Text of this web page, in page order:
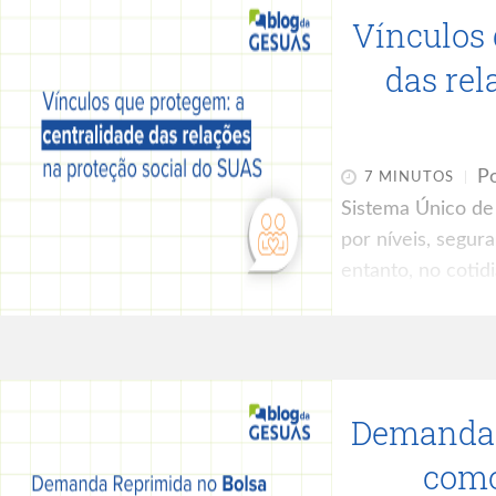
PMAS deixa de
Vínculos
das
7 MINUTOS
Sistema Único
por níveis,
entanto, no
muitas vezes
nenhuma política